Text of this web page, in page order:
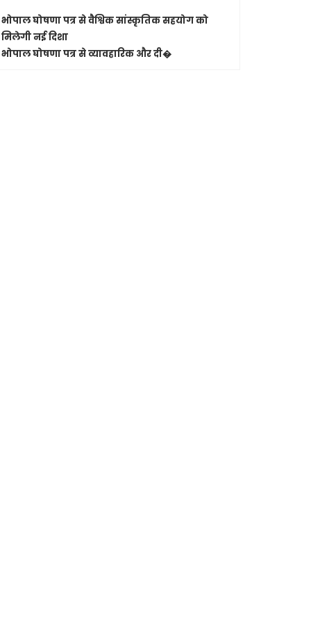
भोपाल घोषणा पत्र से वैश्विक सांस्कृतिक सहयोग को
मिलेगी नई दिशा
भोपाल घोषणा पत्र से व्यावहारिक और दी�